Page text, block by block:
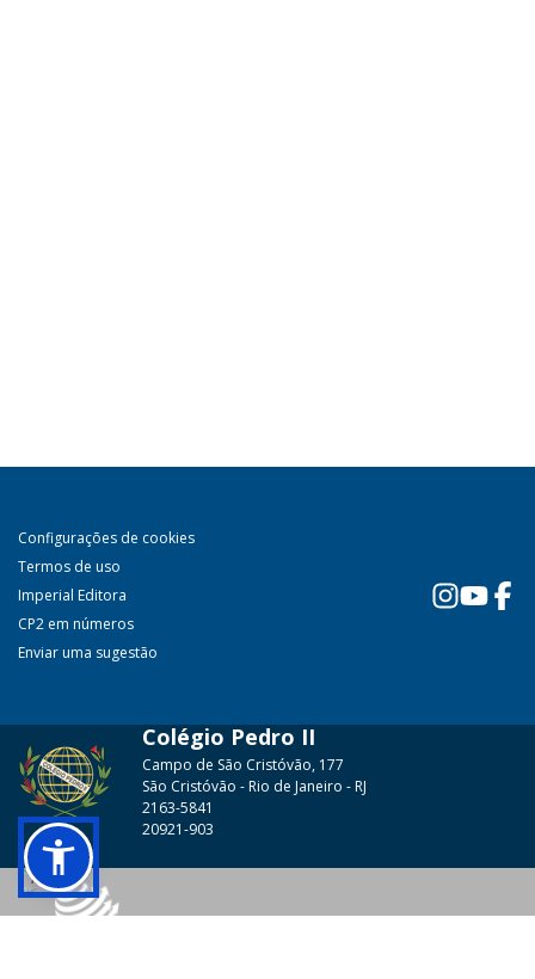
Configurações de cookies
Termos de uso
Imperial Editora
CP2 em números
Enviar uma sugestão
Colégio Pedro II
Campo de São Cristóvão, 177
São Cristóvão - Rio de Janeiro - RJ
2163-5841
20921-903